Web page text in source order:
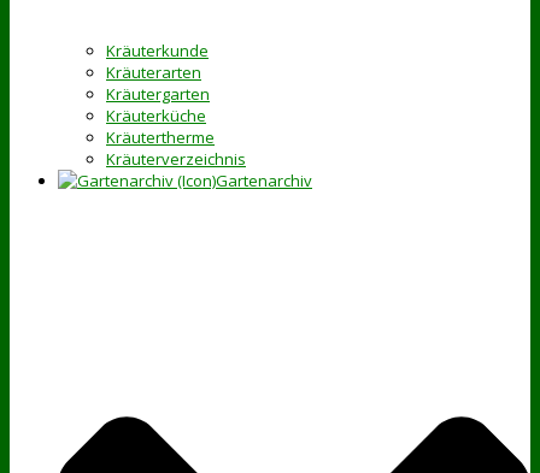
Kräuterkunde
Kräuterarten
Kräutergarten
Kräuterküche
Kräutertherme
Kräuterverzeichnis
Gartenarchiv